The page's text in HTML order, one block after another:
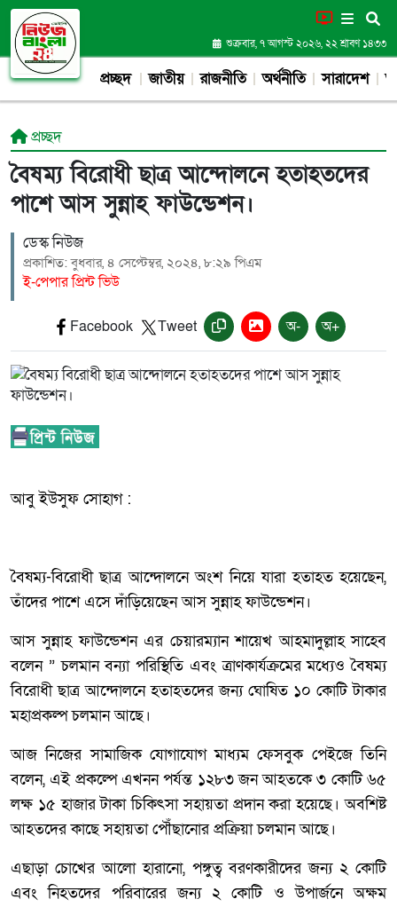
শুক্রবার, ৭ আগস্ট ২০২৬, ২২ শ্রাবণ ১৪৩৩
প্রচ্ছদ জাতীয় রাজনীতি অর্থনীতি সারাদেশ
প্রচ্ছদ
বৈষম্য বিরোধী ছাত্র আন্দোলনে হতাহতদের
পাশে আস সুন্নাহ ফাউন্ডেশন।
ডেস্ক নিউজ
প্রকাশিত: বুধবার, ৪ সেপ্টেম্বর, ২০২৪, ৮:২৯ পিএম
ই-পেপার প্রিন্ট ভিউ
Facebook Tweet অ- অ+
আবু ইউসুফ সোহাগ :
বৈষম্য-বিরোধী ছাত্র আন্দোলনে অংশ নিয়ে যারা হতাহত হয়েছেন,
তাঁদের পাশে এসে দাঁড়িয়েছেন আস সুন্নাহ ফাউন্ডেশন।
আস সুন্নাহ ফাউন্ডেশন এর চেয়ারম্যান শায়েখ আহমাদুল্লাহ সাহেব
বলেন ” চলমান বন্যা পরিস্থিতি এবং ত্রাণকার্যক্রমের মধ্যেও বৈষম্য
বিরোধী ছাত্র আন্দোলনে হতাহতদের জন্য ঘোষিত ১০ কোটি টাকার
মহাপ্রকল্প চলমান আছে।
আজ নিজের সামাজিক যোগাযোগ মাধ্যম ফেসবুক পেইজে তিনি
বলেন, এই প্রকল্পে এখনন পর্যন্ত ১২৮৩ জন আহতকে ৩ কোটি ৬৫
লক্ষ ১৫ হাজার টাকা চিকিৎসা সহায়তা প্রদান করা হয়েছে। অবশিষ্ট
আহতদের কাছে সহায়তা পৌঁছানোর প্রক্রিয়া চলমান আছে।
এছাড়া চোখের আলো হারানো, পঙ্গুত্ব বরণকারীদের জন্য ২ কোটি
এবং নিহতদের পরিবারের জন্য ২ কোটি ও উপার্জনে অক্ষম